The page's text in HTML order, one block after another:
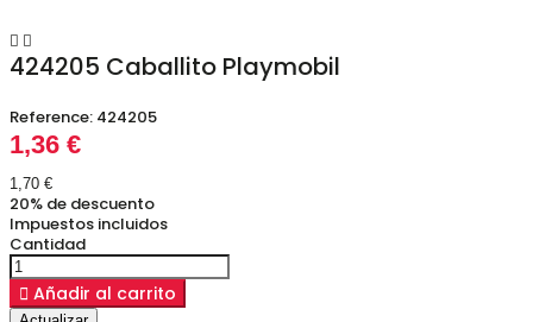
 
424205 Caballito Playmobil
Reference: 424205
1,36 €
1,70 €
20% de descuento
Impuestos incluidos
Cantidad
 Añadir al carrito